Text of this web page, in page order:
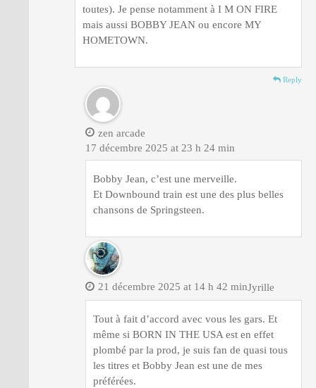
toutes). Je pense notamment à I M ON FIRE
mais aussi BOBBY JEAN ou encore MY
HOMETOWN.
Reply
zen arcade
17 décembre 2025 at 23 h 24 min
Bobby Jean, c’est une merveille.
Et Downbound train est une des plus belles
chansons de Springsteen.
Jyrille
21 décembre 2025 at 14 h 42 min
Tout à fait d’accord avec vous les gars. Et
même si BORN IN THE USA est en effet
plombé par la prod, je suis fan de quasi tous
les titres et Bobby Jean est une de mes
préférées.